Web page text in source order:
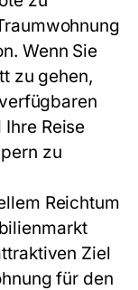
Wenn Sie
zu gehen,
Reise
zu
Reichtum
Ziel
für den